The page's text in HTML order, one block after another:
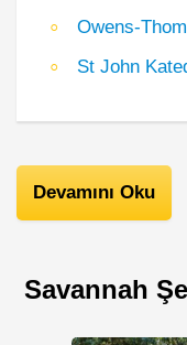
Owens-
St John
Devamını Oku
Savannah